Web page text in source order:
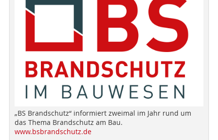
„BS Brandschutz“ informiert zweimal im Jahr rund um
das Thema Brandschutz am Bau.
www.bsbrandschutz.de